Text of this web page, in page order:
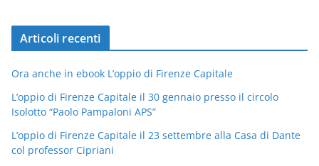
Articoli recenti
Ora anche in ebook L’oppio di Firenze Capitale
L’oppio di Firenze Capitale il 30 gennaio presso il circolo
Isolotto “Paolo Pampaloni APS”
L’oppio di Firenze Capitale il 23 settembre alla Casa di Dante
col professor Cipriani